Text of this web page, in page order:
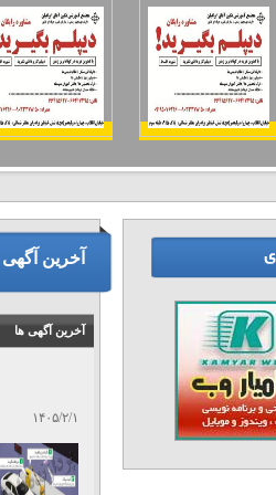
آخرین
آخرین آگهی ها
۱۴۰۵/۲/۱